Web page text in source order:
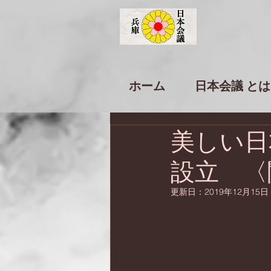
ホーム 日本会議 とは
美しい
設立 〈
更新日： 2019年12月15日